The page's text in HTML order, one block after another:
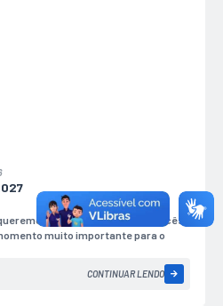
convidar cada um de vocês
muito importante para o
CONTINUAR LENDO